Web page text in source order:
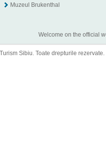
Muzeul Brukenthal
Welcome on the official
Sibiu. Toate drepturile rezervate.